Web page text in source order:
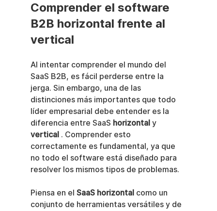
Comprender el software
B2B horizontal frente al
vertical
Al intentar comprender el mundo del
SaaS B2B, es fácil perderse entre la
jerga. Sin embargo, una de las
distinciones más importantes que todo
líder empresarial debe entender es la
diferencia entre SaaS horizontal y
vertical . Comprender esto
correctamente es fundamental, ya que
no todo el software está diseñado para
resolver los mismos tipos de problemas.
Piensa en el SaaS horizontal como un
conjunto de herramientas versátiles y de